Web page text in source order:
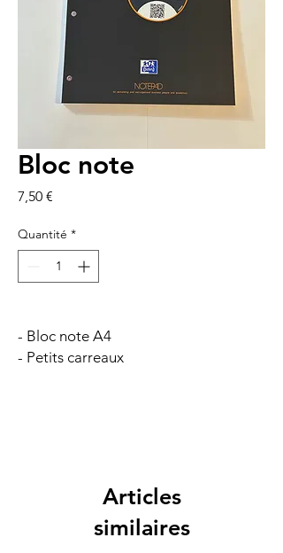
Bloc note
7,50 €
Quantité *
- Bloc note A4
- Petits carreaux
Articles
similaires